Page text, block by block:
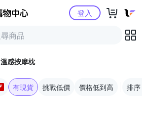
Yahoo購物中心登入
溫感按摩枕
有現貨 挑戰低價 價格低到高 排序